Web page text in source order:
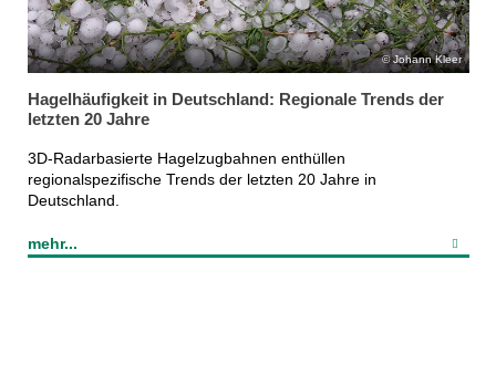
Johann Kleer
Hagelhäufigkeit in Deutschland: Regionale Trends der
letzten 20 Jahre
3D-Radarbasierte Hagelzugbahnen enthüllen
regionalspezifische Trends der letzten 20 Jahre in
Deutschland.
mehr...